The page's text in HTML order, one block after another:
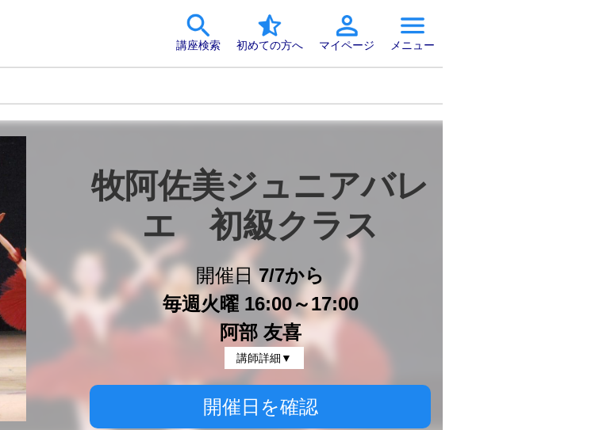
講座検索 初めての方へ マイページ メニュー
牧阿佐美ジュニアバレ
エ　初級クラス
開催日7/7から
毎週火曜 16:00～17:00
阿部 友喜
講師詳細▼
開催日を確認